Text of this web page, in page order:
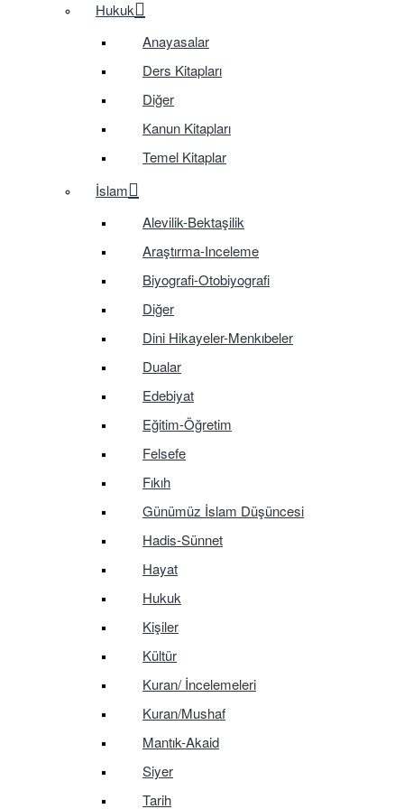
Hukuk
Anayasalar
Ders Kitapları
Diğer
Kanun Kitapları
Temel Kitaplar
İslam
Alevilik-Bektaşilik
Araştırma-Inceleme
Biyografi-Otobiyografi
Diğer
Dini Hikayeler-Menkıbeler
Dualar
Edebiyat
Eğitim-Öğretim
Felsefe
Fıkıh
Günümüz İslam Düşüncesi
Hadis-Sünnet
Hayat
Hukuk
Kişiler
Kültür
Kuran/ İncelemeleri
Kuran/Mushaf
Mantık-Akaid
Siyer
Tarih